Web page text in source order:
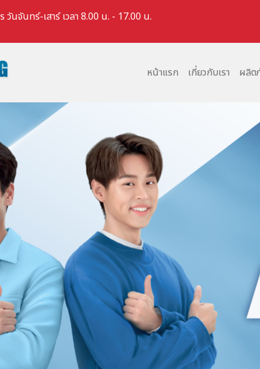
วันจันทร์-เสาร์ เวลา 8.00 น. - 17.00 น.
หน้าแรก เกี่ยวกับเรา ผลิ